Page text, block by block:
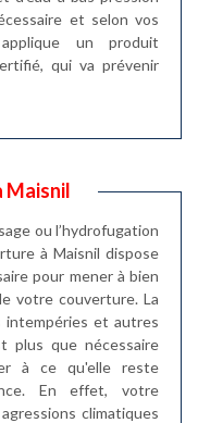
et selon vos
un produit
qui va prévenir
Maisnil
ou l’hydrofugation
à Maisnil dispose
pour mener à bien
votre couverture. La
et autres
plus que nécessaire
à ce qu'elle reste
En effet, votre
climatiques